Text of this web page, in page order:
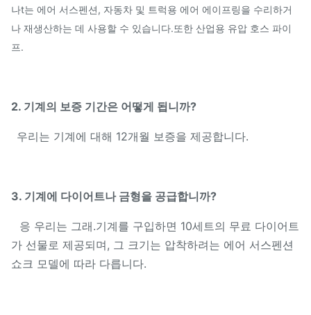
나t는 에어 서스펜션, 자동차 및 트럭용 에어 에이프링을 수리하거
나 재생산하는 데 사용할 수 있습니다.또한 산업용 유압 호스 파이
프.
2. 기계의 보증 기간은 어떻게 됩니까?
우리는 기계에 대해 12개월 보증을 제공합니다.
3. 기계에 다이어트나 금형을 공급합니까?
응 우리는 그래.기계를 구입하면 10세트의 무료 다이어트
가 선물로 제공되며, 그 크기는 압착하려는 에어 서스펜션
쇼크 모델에 따라 다릅니다.